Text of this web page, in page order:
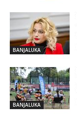
BANJALUKA
BANJALUKA